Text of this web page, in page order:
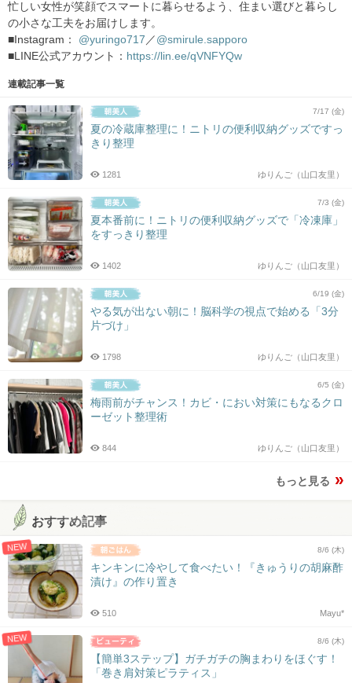
忙しい女性が笑顔でスマートに暮らせるよう、住まい選びと暮らし
の小さな工夫をお届けします。
■Instagram： @yuringo717 ／ @smirule.sapporo
■LINE公式アカウント： https://lin.ee/qVNFYQw
連載記事一覧
7/17 (金)
夏の冷蔵庫整理に！ニトリの便利収納グッズですっ
きり整理
ゆりんご（山口友里）
1281
7/3 (金)
夏本番前に！ニトリの便利収納グッズで「冷凍庫」
をすっきり整理
ゆりんご（山口友里）
1402
6/19 (金)
やる気が出ない朝に！脳科学の視点で始める「3分
片づけ」
ゆりんご（山口友里）
1798
6/5 (金)
梅雨前がチャンス！カビ・におい対策にもなるクロ
ーゼット整理術
ゆりんご（山口友里）
844
もっと見る
おすすめ記事
NEW 8/6 (木)
キンキンに冷やして食べたい！『きゅうりの胡麻酢
漬け』の作り置き
Mayu*
510
NEW 8/6 (木)
【簡単3ステップ】ガチガチの胸まわりをほぐす！
「巻き肩対策ピラティス」